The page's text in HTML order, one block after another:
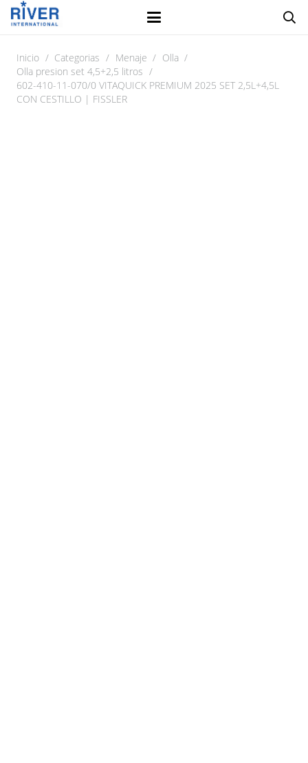
Inicio / Categorias / Menaje / Olla /
Olla presion set 4,5+2,5 litros /
602-410-11-070/0 VITAQUICK PREMIUM 2025 SET 2,5L+4,5L
CON CESTILLO | FISSLER